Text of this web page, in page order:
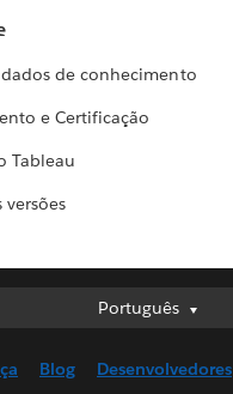
dados de conhecimento
e Certificação
Tableau
versões
Português
Português
English (UK)
Blog Desenvolvedores